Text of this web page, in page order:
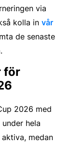
via
kolla in vår
de senaste
för
2026 med
hela
medan